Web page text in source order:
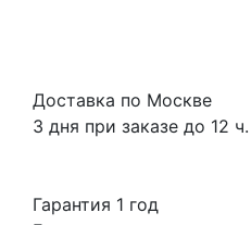
Доставка по Москве
3 дня при заказе до 12 ч.
Гарантия 1 год